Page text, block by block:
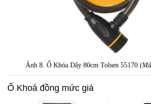
Ảnh 8. Ổ Khóa Dây 80cm Tolsen 55170
Ổ Khoá đồng mức giá